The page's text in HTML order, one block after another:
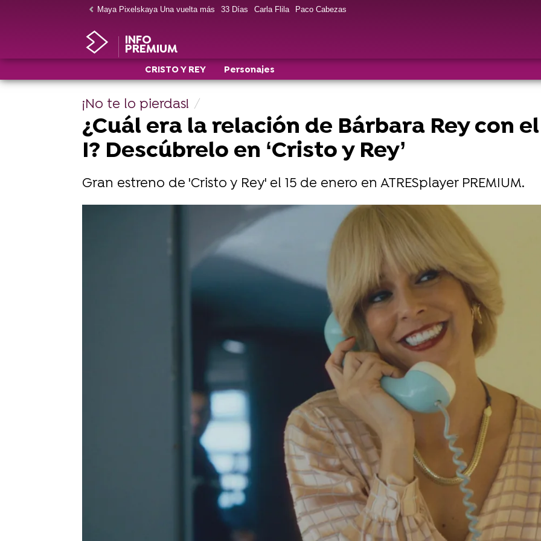
Maya Pixelskaya Una vuelta más 33 Días Carla Flila Paco Cabezas
INFO
PREMIUM
CRISTO Y REY Personajes
¡No te lo pierdas!
¿Cuál era la relación de Bárbara Rey con
I? Descúbrelo en ‘Cristo y Rey’
Gran estreno de 'Cristo y Rey' el 15 de enero en ATRESplayer PREMIUM.
01 de enero de 2023, 12:24
WhatsappFacebookTwitter
Cada vez conocemos más detalles sobre ‘Cristo y Rey’, la nueva
serie que se estrenará este
15 de diciembre en ATRESplayer
El día a día de Ángel Cristo (Jaime Lorente) y Bárbara Rey (Belén